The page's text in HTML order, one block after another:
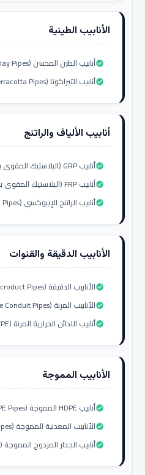
الأنابيب الطينية
أنابيب الطين المحسن (Vitrified Clay Pipes)check_circle
أنابيب التيراكوتا (Terracotta Pipes)check_circle
أنابيب الألياف والراتنج
أنابيب GRP (البلاستيك المقوى بالألياف الزجاجية)check_circle
أنابيب FRP (البلاستيك المقوى بالألياف الزجاجية)check_circle
أنابيب الراتنج الإيبوكسي (Epoxy Resin Pipes)check_circle
الأنابيب الدقيقة والقنوات
الأنابيب الدقيقة (Microduct Pipes)check_circle
الأنابيب المرنة (Flexible Conduit Pipes)check_circle
أنابيب اللدائن الحرارية المرنة (TPE)check_circle
الأنابيب المموجة
أنابيب HDPE المموجة (Corrugated HDPE Pipes)check_circle
الأنابيب المعدنية المموجة (Corrugated Metal Pipes)check_circle
أنابيب الجدار المزدوج المموجة (DWC Pipes)check_circle